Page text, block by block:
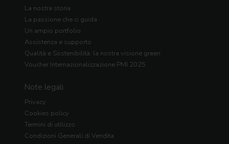
La nostra storia
La passione che ci guida
Un ampio portfolio
Assistenza e supporto
Qualità e Sostenibilità: la nostra visione green
Voucher Internazionalizzazione PMI 2025
Note legali
Privacy
Cookies policy
Termini di utilizzo
Condizioni Generali di Vendita